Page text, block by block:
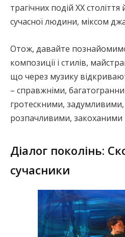
трагічних подій ХХ
сучасної людини, міксом
Отож, давайте
композиції і стилів,
що через музику
– справжніми,
гротескними,
розпачливими, закоханими
Діалог поколінь:
сучасники